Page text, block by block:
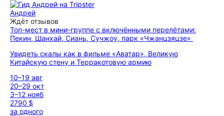
Андрей
Ждёт отзывов
Топ-мест в мини-группе с включёнными перелётами:
Пекин, Шанхай, Сиань, Сучжоу, парк «Чжанцзяцзе»
Увидеть скалы как в фильме «Аватар», Великую
Китайскую стену и Терракотовую армию
10–19 авг
20–29 окт
3–12 нояб
2790 $
за одного